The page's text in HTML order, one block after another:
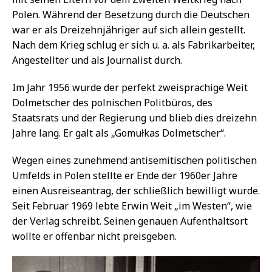
Polen. Während der Besetzung durch die Deutschen
war er als Dreizehnjähriger auf sich allein gestellt.
Nach dem Krieg schlug er sich u. a. als Fabrikarbeiter,
Angestellter und als Journalist durch.
Im Jahr 1956 wurde der perfekt zweisprachige Weit
Dolmetscher des polnischen Politbüros, des
Staatsrats und der Regierung und blieb dies dreizehn
Jahre lang. Er galt als „Gomułkas Dolmetscher“.
Wegen eines zunehmend antisemitischen politischen
Umfelds in Polen stellte er Ende der 1960er Jahre
einen Ausreiseantrag, der schließlich bewilligt wurde.
Seit Februar 1969 lebte Erwin Weit „im Westen“, wie
der Verlag schreibt. Seinen genauen Aufenthaltsort
wollte er offenbar nicht preisgeben.